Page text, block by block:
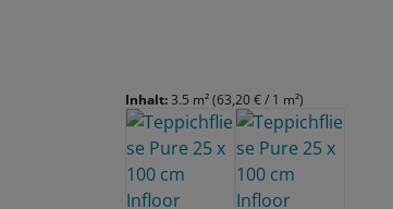
Inhalt:3.5 m²(63,20 € / 1 m²)